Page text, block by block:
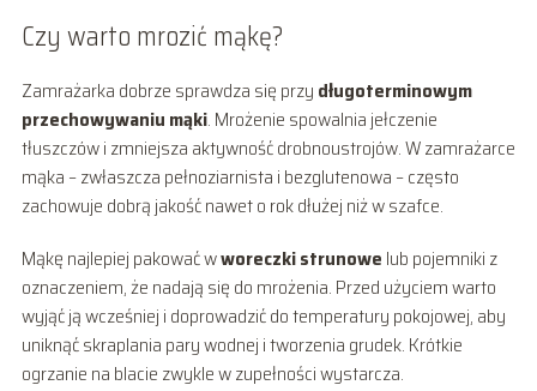
Czy warto mrozić mąkę?
Zamrażarka dobrze sprawdza się przy długoterminowym
przechowywaniu mąki. Mrożenie spowalnia jełczenie
tłuszczów i zmniejsza aktywność drobnoustrojów. W zamrażarce
mąka – zwłaszcza pełnoziarnista i bezglutenowa – często
zachowuje dobrą jakość nawet o rok dłużej niż w szafce.
Mąkę najlepiej pakować wworeczki strunowe lub pojemniki z
oznaczeniem, że nadają się do mrożenia. Przed użyciem warto
wyjąć ją wcześniej i doprowadzić do temperatury pokojowej, aby
uniknąć skraplania pary wodnej i tworzenia grudek. Krótkie
ogrzanie na blacie zwykle w zupełności wystarcza.